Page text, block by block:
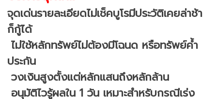
จุดเด่นรายละเอียดไม่เช็คบูโรมีประวัติเคยล่าช้า
ก็กู้ได้
ไม่ใช้หลักทรัพย์ไม่ต้องมีโฉนด หรือทรัพย์ค้ำ
ประกัน
วงเงินสูงตั้งแต่หลักแสนถึงหลักล้าน
อนุมัติไวรู้ผลใน 1 วัน เหมาะสำหรับกรณีเร่ง